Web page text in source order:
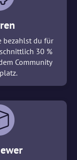
bezahlst du für
30 %
Community